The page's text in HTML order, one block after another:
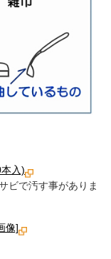
入)
ビで汚す事がありま
像]